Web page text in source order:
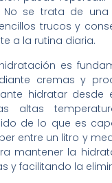
se trata de
trucos y
a la rutina diaria.
es
cremas y
hidratar desde
altas
de lo que es
entre un litro y
mantener la
y facilitando la